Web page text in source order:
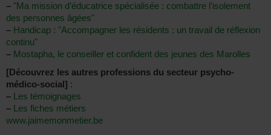
– "Ma mission d’éducatrice spécialisée : combattre l’isolement
des personnes âgées"
– Handicap : "Accompagner les résidents : un travail de réflexion
continu"
– Mostapha, le conseiller et confident des jeunes des Marolles
[Découvrez les autres professions du secteur psycho-
médico-social] :
– Les témoignages
– Les fiches métiers
www.jaimemonmetier.be